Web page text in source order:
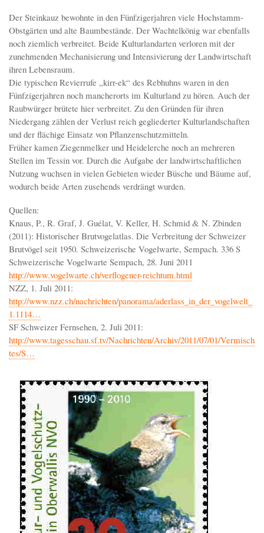
Der Steinkauz bewohnte in den Fünfzigerjahren viele Hochstamm-
Obstgärten und alte Baumbestände. Der Wachtelkönig war ebenfalls
noch ziemlich verbreitet. Beide Kulturlandarten verloren mit der
zunehmenden Mechanisierung und Intensivierung der Landwirtschaft
ihren Lebensraum.
Die typischen Revierrufe „kirr-ek“ des Rebhuhns waren in den
Fünfzigerjahren noch mancherorts im Kulturland zu hören. Auch der
Raubwürger brütete hier verbreitet. Zu den Gründen für ihren
Niedergang zählen der Verlust reich gegliederter Kulturlandschaften
und der flächige Einsatz von Pflanzenschutzmitteln.
Früher kamen Ziegenmelker und Heidelerche noch an mehreren
Stellen im Tessin vor. Durch die Aufgabe der landwirtschaftlichen
Nutzung wuchsen in vielen Gebieten wieder Büsche und Bäume auf,
wodurch beide Arten zusehends verdrängt wurden.
Quellen:
Knaus, P., R. Graf, J. Guélat, V. Keller, H. Schmid & N. Zbinden
(2011): Historischer Brutvogelatlas. Die Verbreitung der Schweizer
Brutvögel seit 1950. Schweizerische Vogelwarte, Sempach. 336 S
Schweizerische Vogelwarte Sempach, 28. Juni 2011
http://www.vogelwarte.ch/verflogener-reichtum.html
NZZ, 1. Juli 2011:
http://www.nzz.ch/nachrichten/panorama/aderlass_in_der_vogelwelt_
1.1114…
SF Schweizer Fernsehen, 2. Juli 2011:
http://www.tagesschau.sf.tv/Nachrichten/Archiv/2011/07/01/Vermisch
tes/S…